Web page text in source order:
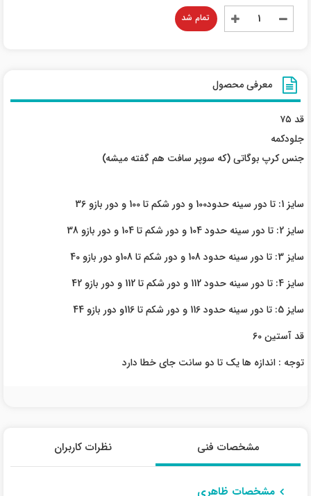
تمام شد
معرفی محصول
قد ۷۵
جلو‌دکمه
جنس کرپ بوگاتی (که سوپر سافت هم گفته میشه)
سایز 1: تا دور سینه حدود100 و دور شکم تا 100 و دور بازو 36
سایز 2: تا دور سینه حدود 104 و دور شکم تا 104 و دور بازو 38
سایز 3: تا دور سینه حدود 108 و دور شکم تا 108و دور بازو 40
سایز 4: تا دور سینه حدود 112 و دور شکم تا 112 و دور بازو 42
سایز 5: تا دور سینه حدود 116 و دور شکم تا 116و دور بازو 44
قد آستین 60
توجه : اندازه ها یک تا دو سانت جای خطا دارد
مشخصات فنی نظرات کاربران
مشخصات ظاهری